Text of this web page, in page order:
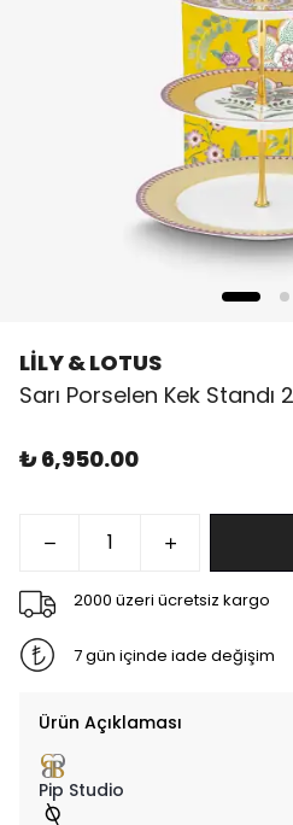
LİLY & LOTUS
Sarı Porselen Kek Standı
₺ 6,950.00
2000 üzeri ücretsiz kargo
7 gün içinde iade değişim
Ürün Açıklaması
Pip Studio